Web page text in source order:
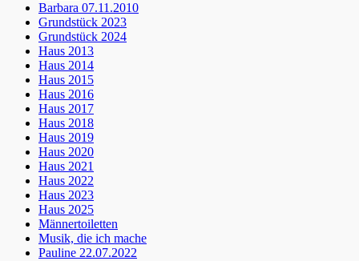
Barbara 07.11.2010
Grundstück 2023
Grundstück 2024
Haus 2013
Haus 2014
Haus 2015
Haus 2016
Haus 2017
Haus 2018
Haus 2019
Haus 2020
Haus 2021
Haus 2022
Haus 2023
Haus 2025
Männertoiletten
Musik, die ich mache
Pauline 22.07.2022